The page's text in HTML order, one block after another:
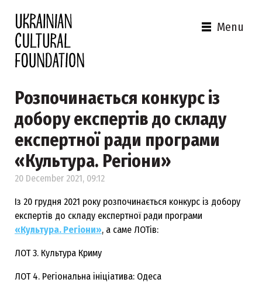
Menu
Розпочинається конкурс із
добору експертів до складу
експертної ради програми
«‎Культура. Регіони»‎
20 December 2021, 09:12
Із 20 грудня 2021 року розпочинається конкурс із добору
експертів до складу експертної ради програми
«Культура. Регіони», а саме ЛОТів:
ЛОТ 3. Культура Криму
ЛОТ 4. Регіональна ініціатива: Одеса